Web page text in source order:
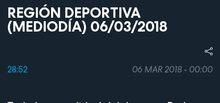
REGIÓN DEPORTIVA
(MEDIODÍA) 06/03/2018
28:52 06 MAR 2018 - 00:00